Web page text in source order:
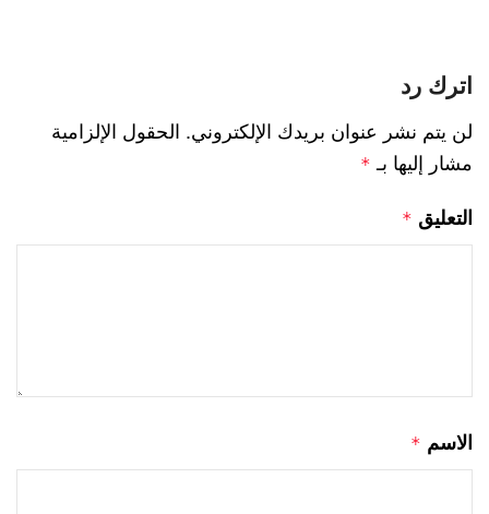
اترك رد
لن يتم نشر عنوان بريدك الإلكتروني. الحقول الإلزامية
مشار إليها بـ *
التعليق *
الاسم *